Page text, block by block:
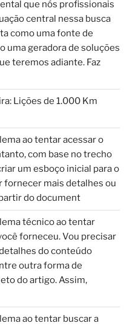
que nós profissionais
central nessa busca
como uma fonte de
uma geradora de soluções
teremos adiante. Faz
Lições de 1.000 Km
ao tentar acessar o
com base no trecho
um esboço inicial para o
fornecer mais detalhes ou
do document
técnico ao tentar
forneceu. Vou precisar
do conteúdo
outra forma de
do artigo. Assim,
ao tentar buscar a